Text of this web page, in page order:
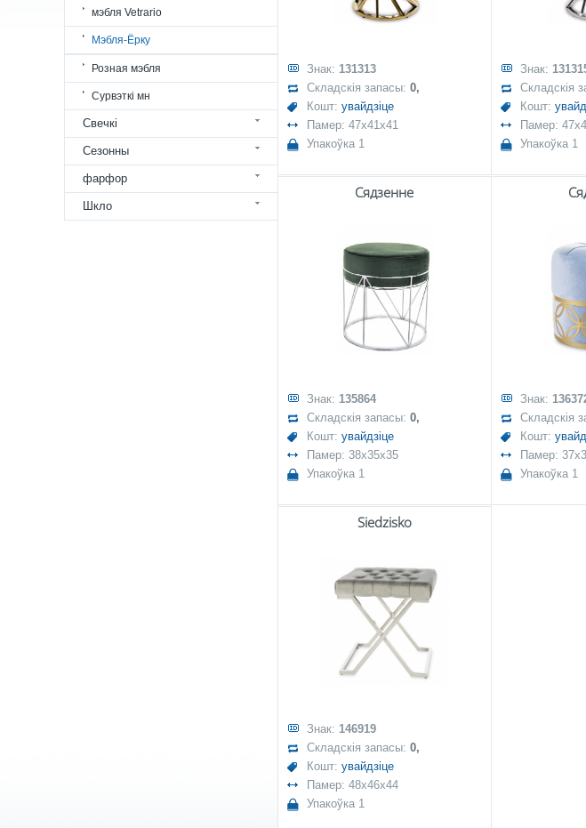
мэбля Vetrario
Мэбля-Ёрку
Розная мэбля
Сурвэткі мн
Свечкі
Сезонны
фарфор
Шкло
Знак: 131313
Складскія запасы: 0,
Кошт: увайдзіце
Памер: 47x41x41
Упакоўка 1
Знак:
Складскія
Кошт:
Памер:
Упакоўка 1
Сядзенне
Знак: 135864
Складскія запасы: 0,
Кошт: увайдзіце
Памер: 38x35x35
Упакоўка 1
Знак:
Складскія
Кошт:
Памер:
Упакоўка 1
Siedzisko
Знак: 146919
Складскія запасы: 0,
Кошт: увайдзіце
Памер: 48x46x44
Упакоўка 1